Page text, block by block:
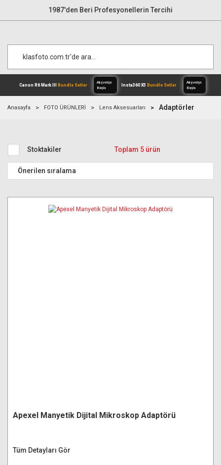
1987'den Beri Profesyonellerin Tercihi
Anasayfa FOTO ÜRÜNLERİ Lens Aksesuarları Adaptörler
Stoktakiler Toplam 5 ürün
Apexel Manyetik Dijital Mikroskop Adaptörü
Tüm Detayları Gör